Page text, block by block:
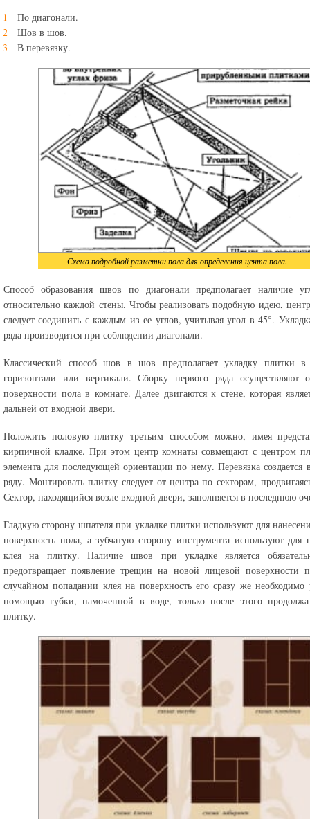
По диагонали.
Шов в шов.
В перевязку.
Схема подробной разметки пола для определения цента пола.
Способ образования швов по диагонали предполагает наличие
относительно каждой стены. Чтобы реализовать подобную идею,
следует соединить с каждым из ее углов, учитывая угол в 45°.
ряда производится при соблюдении диагонали.
Классический способ шов в шов предполагает укладку плитки
горизонтали или вертикали. Сборку первого ряда осуществляют
поверхности пола в комнате. Далее двигаются к стене, которая
дальней от входной двери.
Положить половую плитку третьим способом можно, имея
кирпичной кладке. При этом центр комнаты совмещают с центром
элемента для последующей ориентации по нему. Перевязка создается
ряду. Монтировать плитку следует от центра по секторам,
Сектор, находящийся возле входной двери, заполняется в последнюю
Гладкую сторону шпателя при укладке плитки используют для
поверхность пола, а зубчатую сторону инструмента используют для
клея на плитку. Наличие швов при укладке является
предотвращает появление трещин на новой лицевой поверхности
случайном попадании клея на поверхность его сразу же необходимо
помощью губки, намоченной в воде, только после этого
плитку.